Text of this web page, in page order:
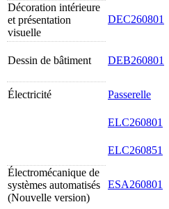
Décoration intérieure
et présentation
visuelle
DEC260801
Dessin de bâtiment DEB260801
Électricité Passerelle
ELC260801
ELC260851
Électromécanique de
systèmes automatisés
(Nouvelle version)
ESA260801